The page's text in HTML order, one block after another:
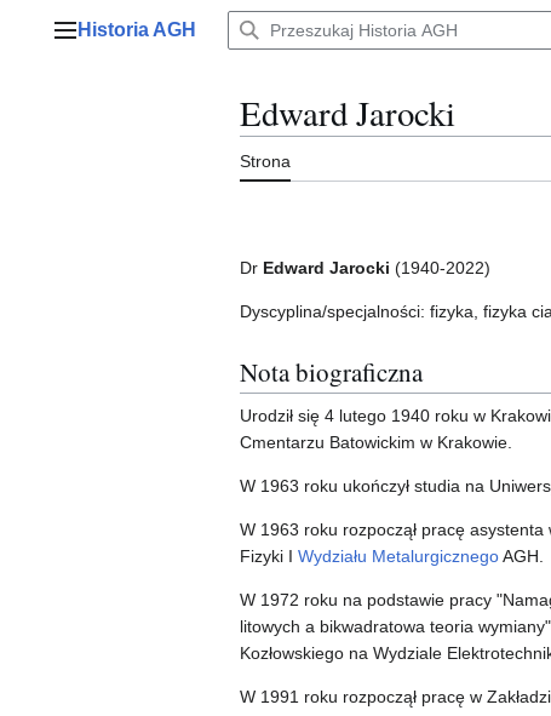
Menu główne
Historia AGH
Edward Jarocki
Strona
Dr Edward Jarocki (1940-2022)
Dyscyplina/specjalności: fizyka, fizyka
Nota biograficzna
Urodził się 4 lutego 1940 roku w
Cmentarzu Batowickim w Krakowie.
W 1963 roku ukończył studia na
W 1963 roku rozpoczął pracę
Fizyki I Wydziału MetalurgicznegoAGH.
W 1972 roku na podstawie pracy
litowych a bikwadratowa teoria
Kozłowskiego na Wydziale
W 1991 roku rozpoczął pracę w